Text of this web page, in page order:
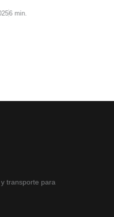
6 min.
transporte para